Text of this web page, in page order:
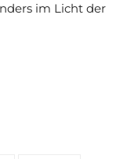
im Licht der